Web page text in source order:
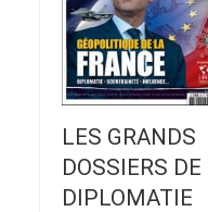
LES GRANDS
DOSSIERS DE
DIPLOMATIE